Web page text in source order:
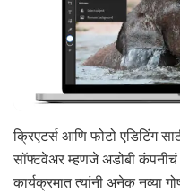
क्रिएटर्स आणि फोटो एडिटिंग
सॉफ्टवेअर म्हणजे अडोबी कंपनीचं
कार्यक्रमात त्यांनी अनेक नव्या